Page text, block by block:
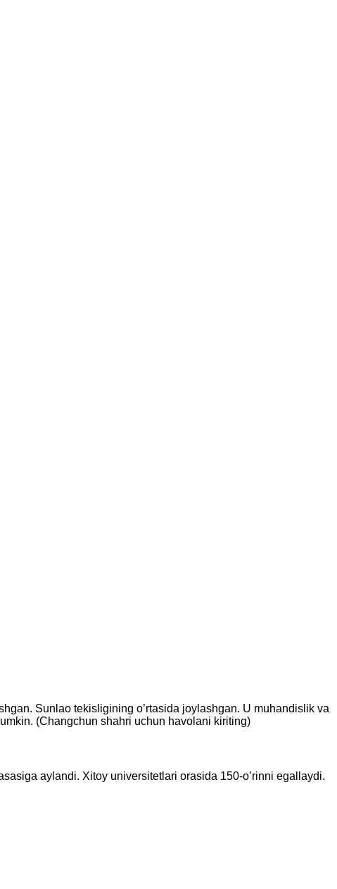
Sunlao tekisligining o’rtasida joylashgan. U muhandislik va
(Changchun shahri uchun havolani kiriting)
aylandi. Xitoy universitetlari orasida 150-o’rinni egallaydi.